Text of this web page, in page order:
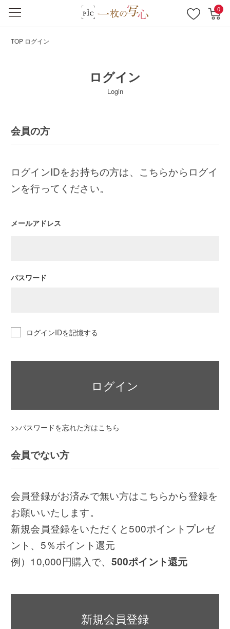
0
TOP ログイン
ログイン
Login
会員の方
ログインIDをお持ちの方は、こちらからログイ
ンを行ってください。
メールアドレス
パスワード
ログインIDを記憶する
ログイン
>>パスワードを忘れた方はこちら
会員でない方
会員登録がお済みで無い方はこちらから登録を
お願いいたします。
新規会員登録をいただくと500ポイントプレゼ
ント、5％ポイント還元
例）10,000円購入で、 500ポイント還元
新規会員登録